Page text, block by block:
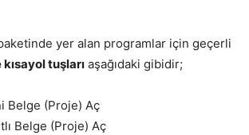
yer alan programlar için geçerli
tuşları aşağıdaki gibidir;
Belge (Proje) Aç
Belge (Proje) Aç